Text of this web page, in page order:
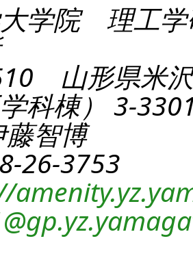
学院 理工学
山形県米
科棟） 3-
智博
26-3753